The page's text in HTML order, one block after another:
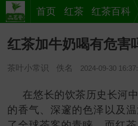
首页 红茶 红茶百科
红茶加牛奶喝有危害
茶叶小常识 佚名 2024-09-30
在悠长的饮茶历史长河
的香气、深邃的色泽以及